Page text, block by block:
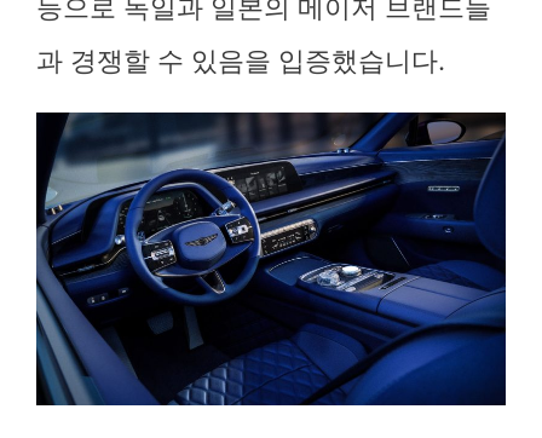
등으로 독일과 일본의 메이저 브랜드들
과 경쟁할 수 있음을 입증했습니다.